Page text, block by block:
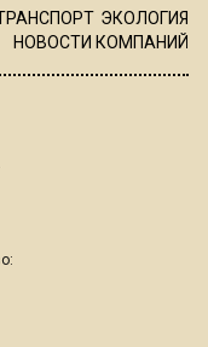
ЭКОЛОГИЯ
НОВОСТИ КОМПАНИЙ